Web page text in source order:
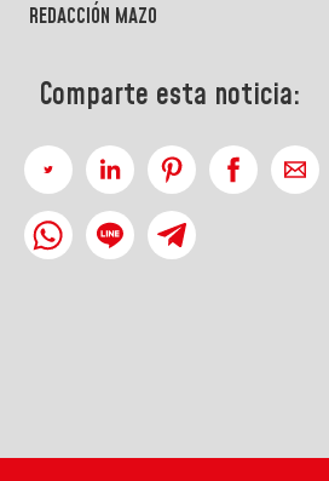
REDACCIÓN MAZO
Comparte esta noticia: